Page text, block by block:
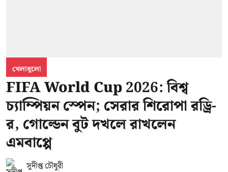
খেলাধুলো
FIFA World Cup 2026: বিশ্ব
চ্যাম্পিয়ন স্পেন; সেরার শিরোপা রড্রি-
র, গোল্ডেন বুট দখলে রাখলেন
এমবাপ্পে
সুদীপ্ত চৌধুরী